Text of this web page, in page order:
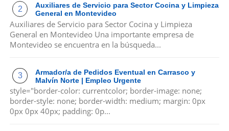
Auxiliares de Servicio para Sector Cocina y Limpieza
General en Montevideo
Auxiliares de Servicio para Sector Cocina y Limpieza
General en Montevideo Una importante empresa de
Montevideo se encuentra en la búsqueda...
Armador/a de Pedidos Eventual en Carrasco y
Malvín Norte | Empleo Urgente
style="border-color: currentcolor; border-image: none;
border-style: none; border-width: medium; margin: 0px
0px 0px 40px; padding: 0p...